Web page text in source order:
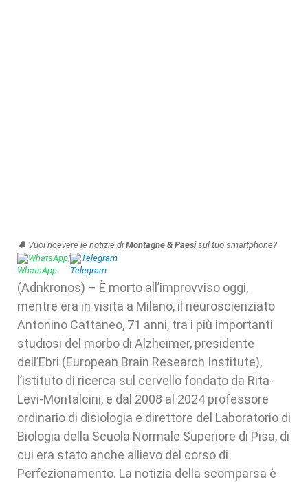
🔔 Vuoi ricevere le notizie di Montagne & Paesisul tuo smartphone?
WhatsApp| Telegram
(Adnkronos) – È morto all’improvviso oggi,
mentre era in visita a Milano, il neuroscienziato
Antonino Cattaneo, 71 anni, tra i più importanti
studiosi del morbo di Alzheimer, presidente
dell’Ebri (European Brain Research Institute),
l’istituto di ricerca sul cervello fondato da Rita-
Levi-Montalcini, e dal 2008 al 2024 professore
ordinario di disiologia e direttore del Laboratorio di
Biologia della Scuola Normale Superiore di Pisa, di
cui era stato anche allievo del corso di
Perfezionamento. La notizia della scomparsa è